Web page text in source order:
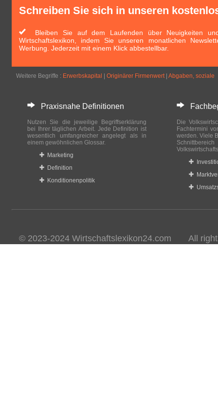
Schreiben Sie sich in unseren
Bleiben Sie auf dem Laufenden über Neuigkeiten
Wirtschaftslexikon, indem Sie unseren monatlichen
Werbung. Jederzeit mit einem Klick abbestellbar.
Weitere Begriffe : Erwerbskapital Originärer Firmenwert| Abgaben, soziale
Praxisnahe Definitionen
Nutzen Sie die jeweilige Begriffserklärung
bei Ihrer täglichen Arbeit. Jede Definition ist
wesentlich umfangreicher angelegt als in
einem gewöhnlichen Glossar.
Marketing
Definition
Konditionenpolitik
Die
Fachtermini
werden. Viele
© 2023-2024 Wirtschaftslexikon24.com All